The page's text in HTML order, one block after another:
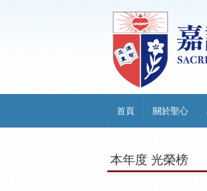
首頁 關於聖心
本年度 光榮榜